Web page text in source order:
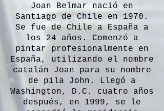
Joan Belmar nació en
Santiago de Chile en 1970.
Se fue de Chile a España a
los 24 años. Comenzó a
pintar profesionalmente en
España, utilizando el nombre
catalán Joan para su nombre
de pila John. Llegó a
Washington, D.C. cuatro años
después, en 1999, se le